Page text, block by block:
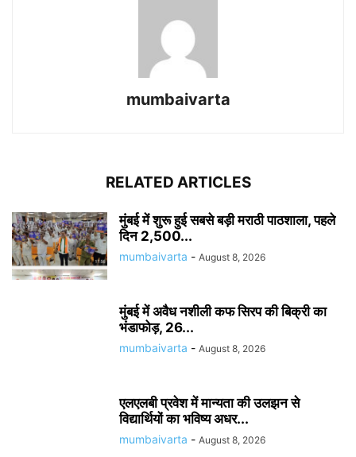
mumbaivarta
RELATED ARTICLES
मुंबई में शुरू हुई सबसे बड़ी मराठी पाठशाला, पहले
दिन 2,500...
mumbaivarta - August 8, 2026
मुंबई में अवैध नशीली कफ सिरप की बिक्री का
भंडाफोड़, 26...
mumbaivarta - August 8, 2026
एलएलबी प्रवेश में मान्यता की उलझन से
विद्यार्थियों का भविष्य अधर...
mumbaivarta - August 8, 2026